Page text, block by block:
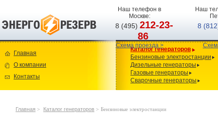
Наш телефон в
Москве:
8 (495)212-23-
86
Схема проезда >
Наш
8
Главная
О компании
Контакты
Каталог генераторов
Бензиновые электростанции
Дизельные генераторы
Газовые генераторы
Сварочные генераторы
Главная > Каталог генераторов > Бензиновые электростанции